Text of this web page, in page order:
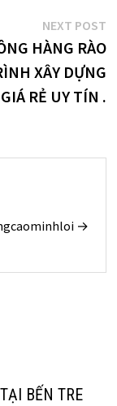
NEXT POST
HÀNG RÀO
XÂY DỰNG
GIÁ RẺ UY TÍN .
→
BẾN TRE